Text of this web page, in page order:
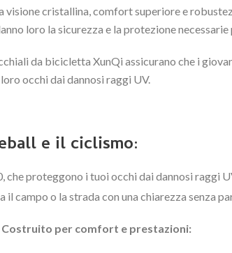
cristallina, comfort superiore e
loro la sicurezza e la protezione necessarie
da bicicletta XunQi assicurano che i
loro occhi dai dannosi raggi UV.
e il ciclismo:
proteggono i tuoi occhi dai dannosi raggi
campo o la strada con una chiarezza senza
Costruito per comfort e prestazioni: